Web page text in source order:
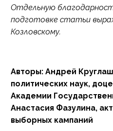
Отдельную
подготовке статьи
Козловскому.
Авторы: Андрей
политических наук,
Академии
Анастасия Фазулина,
выборных кампаний